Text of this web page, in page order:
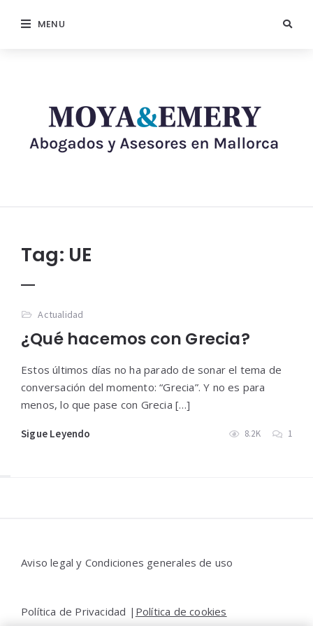
MENU
Tag: UE
Actualidad
¿Qué hacemos con Grecia?
Estos últimos días no ha parado de sonar el tema de
conversación del momento: “Grecia”. Y no es para
menos, lo que pase con Grecia […]
Sigue Leyendo 8.2K 1
Aviso legal y Condiciones generales de uso
Política de Privacidad | Política de cookies